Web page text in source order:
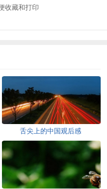
收藏和打印
舌尖上的中国观后感